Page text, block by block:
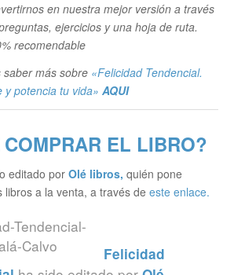
en nuestra mejor versión a través
ejercicios y una hoja de ruta.
recomendable
saber más sobre «Felicidad Tendencial.
y potencia tu vida» AQUI
EL LIBRO?
editado por Olé libros, quién pone
libros a la venta, a través de este enlace.
Felicidad